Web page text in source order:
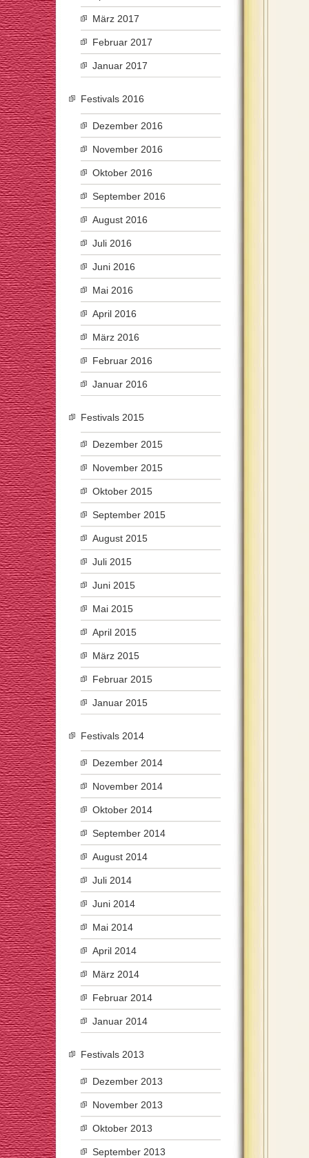
März 2017
Februar 2017
Januar 2017
Festivals 2016
Dezember 2016
November 2016
Oktober 2016
September 2016
August 2016
Juli 2016
Juni 2016
Mai 2016
April 2016
März 2016
Februar 2016
Januar 2016
Festivals 2015
Dezember 2015
November 2015
Oktober 2015
September 2015
August 2015
Juli 2015
Juni 2015
Mai 2015
April 2015
März 2015
Februar 2015
Januar 2015
Festivals 2014
Dezember 2014
November 2014
Oktober 2014
September 2014
August 2014
Juli 2014
Juni 2014
Mai 2014
April 2014
März 2014
Februar 2014
Januar 2014
Festivals 2013
Dezember 2013
November 2013
Oktober 2013
September 2013